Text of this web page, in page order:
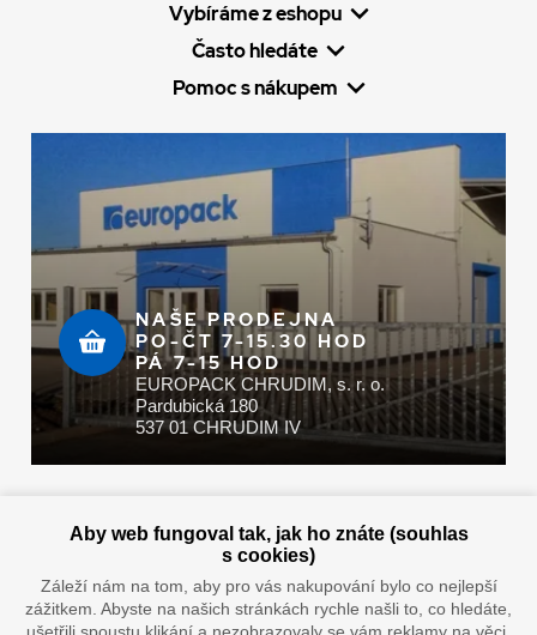
Vybíráme z eshopu
Často hledáte
Pomoc s nákupem
NAŠE PRODEJNA
PO-ČT 7-15.30 HOD
PÁ 7-15 HOD
EUROPACK CHRUDIM, s. r. o.
Pardubická 180
537 01 CHRUDIM IV
Doprava vaším oblíbeným dopravcem
Aby web fungoval tak, jak ho znáte (souhlas
s cookies)
Záleží nám na tom, aby pro vás nakupování bylo co nejlepší
zážitkem. Abyste na našich stránkách rychle našli to, co hledáte,